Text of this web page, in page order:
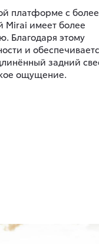
платформе с более
Mirai имеет более
Благодаря этому
и
задний
ощущение.